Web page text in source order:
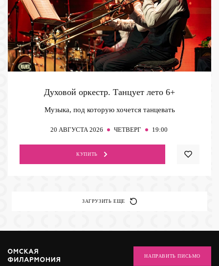
Духовой оркестр. Танцует лето 6+
Музыка, под которую хочется танцевать
20 АВГУСТА 2026 ЧЕТВЕРГ 19:00
КУПИТЬ
ЗАГРУЗИТЬ ЕЩЕ
НАПРАВИТЬ ПИСЬМО